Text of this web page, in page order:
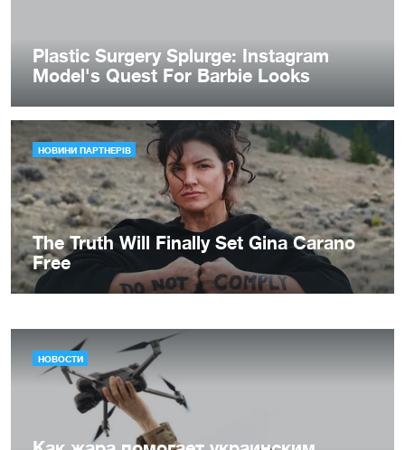
НОВОСТИ